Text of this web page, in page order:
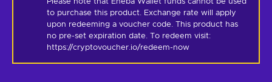
to purchase this product. Exchange rate will apply
upon redeeming a voucher code. This product has
no pre-set expiration date. To redeem visit:
https://cryptovoucher.io/redeem-now